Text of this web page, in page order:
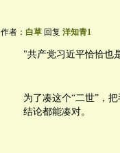
作者： 白草回复 洋知青1
"共产党习近平恰恰也
为了凑这个“二世”，
结论都能凑对。